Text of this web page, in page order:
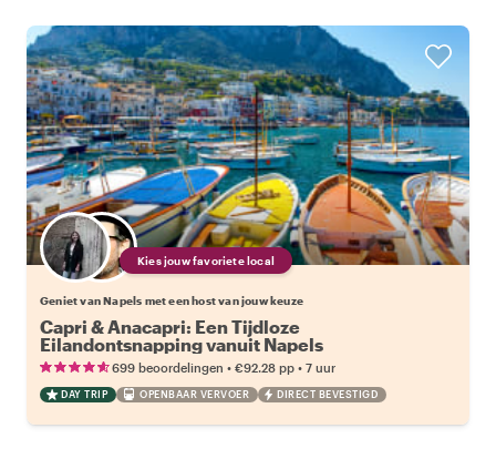
Kies jouw favoriete local
Geniet van Napels met een host van jouw keuze
Capri & Anacapri: Een Tijdloze
Eilandontsnapping vanuit Napels
699 beoordelingen • €92.28 pp • 7 uur
DAY TRIP OPENBAAR VERVOER DIRECT BEVESTIGD